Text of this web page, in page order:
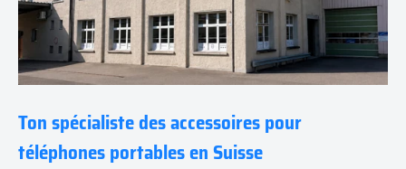
Ton spécialiste des accessoires pour
téléphones portables en Suisse